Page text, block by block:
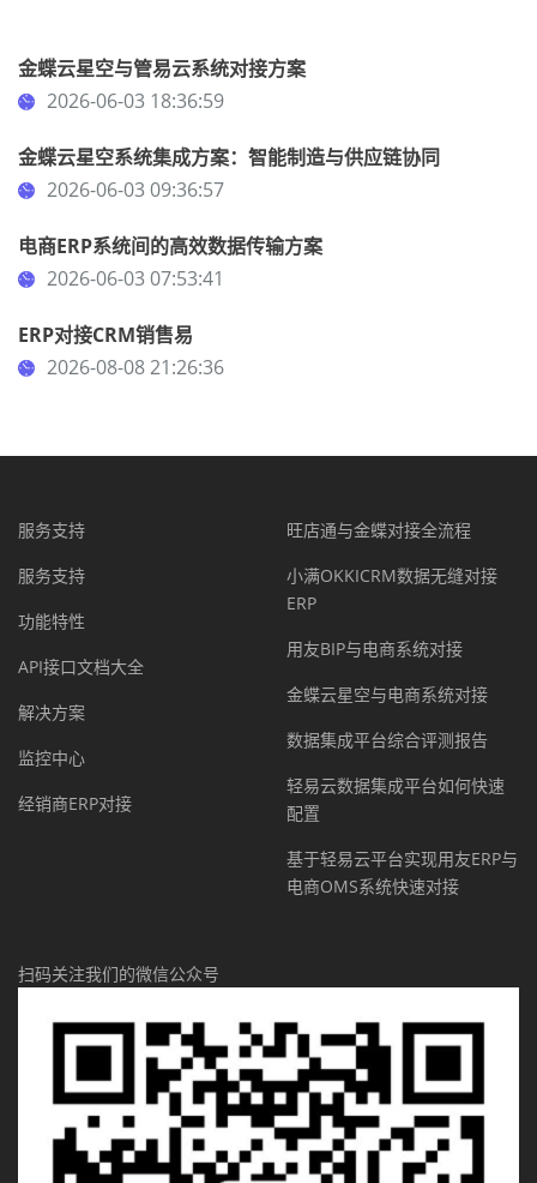
金蝶云星空与管易云系统对接方案
2026-06-03 18:36:59
金蝶云星空系统集成方案：智能制造与供应链协同
2026-06-03 09:36:57
电商ERP系统间的高效数据传输方案
2026-06-03 07:53:41
ERP对接CRM销售易
2026-08-08 21:26:36
服务支持
服务支持
功能特性
API接口文档大全
解决方案
监控中心
经销商ERP对接
旺店通与金蝶对接全流程
小满OKKICRM数据无缝对接
ERP
用友BIP与电商系统对接
金蝶云星空与电商系统对接
数据集成平台综合评测报告
轻易云数据集成平台如何快速
配置
基于轻易云平台实现用友ERP与
电商OMS系统快速对接
扫码关注我们的微信公众号